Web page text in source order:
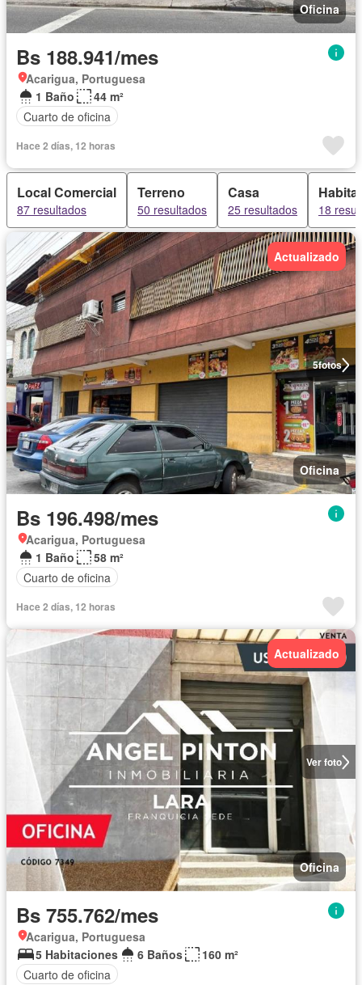
Oficina
Bs 188.941/mes
Acarigua, Portuguesa
1 Baño
44 m²
Cuarto de oficina
Hace 2 días, 12 horas
Local Comercial
87 resultados
Terreno
50 resultados
Casa
25 resultados 18
5fotos
Actualizado
Oficina
Bs 196.498/mes
Acarigua, Portuguesa
1 Baño
58 m²
Cuarto de oficina
Hace 2 días, 12 horas
Ver foto
Actualizado
Oficina
Bs 755.762/mes
Acarigua, Portuguesa
5 Habitaciones
6 Baños
160 m²
Cuarto de oficina